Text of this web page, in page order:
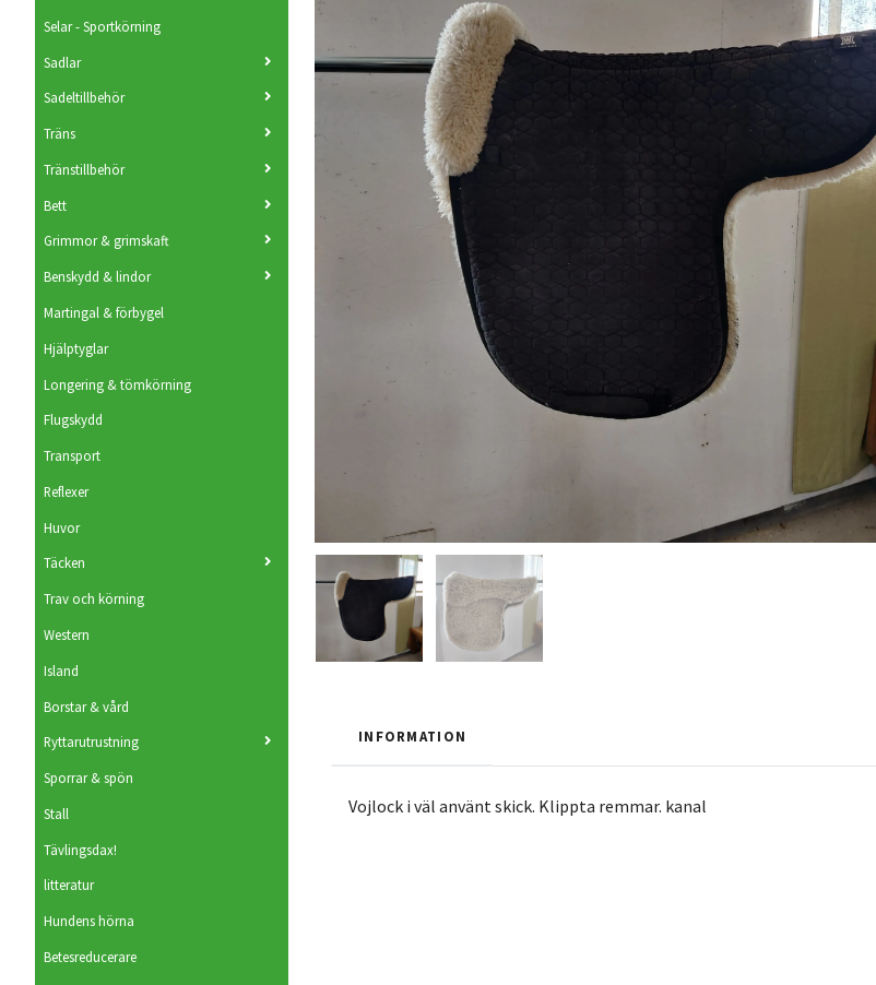
Selar - Sportkörning
Sadlar
Sadeltillbehör
Träns
Tränstillbehör
Bett
Grimmor & grimskaft
Benskydd & lindor
Martingal & förbygel
Hjälptyglar
Longering & tömkörning
Flugskydd
Transport
Reflexer
Huvor
Täcken
Trav och körning
Western
Island
Borstar & vård
Ryttarutrustning
Sporrar & spön
Stall
Tävlingsdax!
litteratur
Hundens hörna
Betesreducerare
INFORMATION
Vojlock i väl använt skick. Klippta remmar. kanal